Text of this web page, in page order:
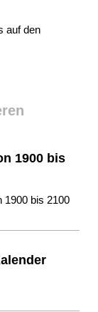
auf den
1900 bis
1900 bis 2100